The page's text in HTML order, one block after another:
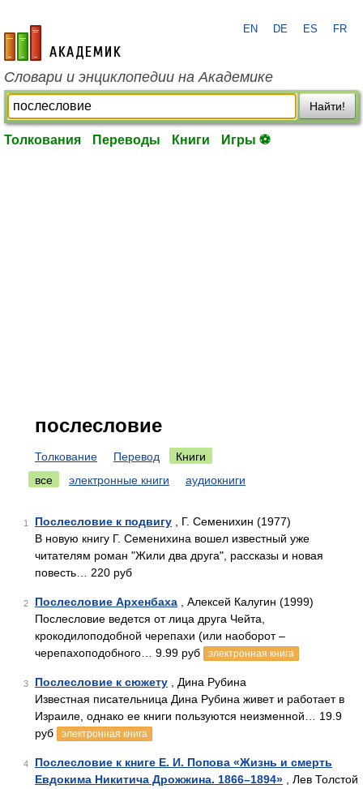
academic.ru
EN DE ES FR
Словари и энциклопедии на Академике
Найти!
Толкования Переводы Книги Игры ⚽
послесловие
Толкование Перевод
Книги
все
электронные книги аудиокниги
1 Послесловие к подвигу , Г. Семенихин (1977)
В новую книгу Г. Семенихина вошел известный уже
читателям роман "Жили два друга", рассказы и новая
повесть… 220 руб
2 Послесловие Архенбаха , Алексей Калугин (1999)
Послесловие ведется от лица друга Чейта,
крокодилоподобной черепахи (или наоборот –
черепахоподобного… 9.99 руб
электронная книга
3 Послесловие к сюжету , Дина Рубина
Известная писательница Дина Рубина живет и работает в
Израиле, однако ее книги пользуются неизменной… 19.9
руб
электронная книга
4
Послесловие к книге Е. И. Попова «Жизнь и смерть
Евдокима Никитича Дрожжина. 1866–1894» , Лев Толстой